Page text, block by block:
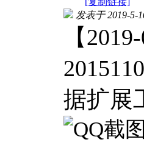
发表于 2019-5-
【
据扩展